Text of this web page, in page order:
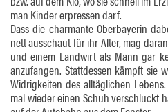
man Kinder erpressen darf.
Dass die charmante Oberbayerin
nett ausschaut für ihr Alter, mag
und einem Landwirt als Mann gar
anzufangen. Stattdessen kämpft sie
Widrigkeiten des alltäglichen
mal wieder einen Schuh verschluckt